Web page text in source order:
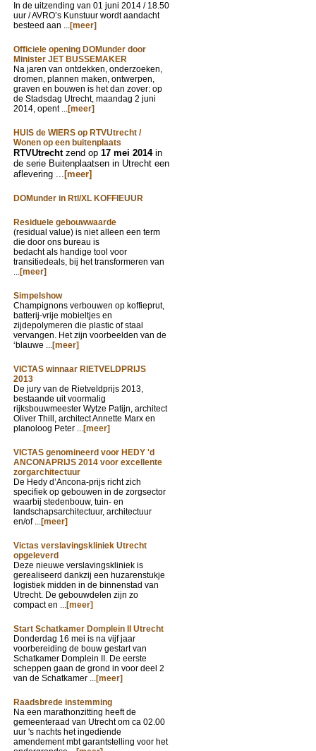
In de uitzending van 01 juni 2014 / 18.50
uur / AVRO’s Kunstuur wordt aandacht
besteed aan ...[meer]
Officiele opening DOMunder door
Minister JET BUSSEMAKER
Na jaren van ontdekken, onderzoeken,
dromen, plannen maken, ontwerpen,
graven en bouwen is het dan zover: op
de Stadsdag Utrecht, maandag 2 juni
2014, opent ...[meer]
HUIS de WIERS op RTVUtrecht /
Wonen op een buitenplaats
RTVUtrechtzend op 17 mei 2014 in
de serie Buitenplaatsen in Utrecht een
aflevering ... [meer]
DOMunder in Rtl/XL KOFFIEUUR
Residuele gebouwwaarde
(residual value) is niet alleen een term
die door ons bureau is
bedacht als handige tool voor
transitiedeals, bij het transformeren van
...[meer]
Simpelshow
Champignons verbouwen op koffieprut,
batterij-vrije mobieltjes en
zijdepolymeren die plastic of staal
vervangen. Het zijn voorbeelden van de
‘blauwe ...[meer]
VICTAS winnaar RIETVELDPRIJS
2013
De jury van de Rietveldprijs 2013,
bestaande uit voormalig
rijksbouwmeester Wytze Patijn, architect
Oliver Thill, architect Annette Marx en
planoloog Peter ...[meer]
VICTAS genomineerd voor HEDY 'd
ANCONAPRIJS 2014 voor excellente
zorgarchitectuur
De Hedy d’Ancona-prijs richt zich
specifiek op gebouwen in de zorgsector
waarbij stedenbouw, tuin- en
landschapsarchitectuur, architectuur
en/of ...[meer]
Victas verslavingskliniek Utrecht
opgeleverd
Deze nieuwe verslavingskliniek is
gerealiseerd dankzij een huzarenstukje
logistiek midden in de binnenstad van
Utrecht. De gebouwdelen zijn zo
compact en ...[meer]
Start Schatkamer Domplein II Utrecht
Donderdag 16 mei is na vijf jaar
voorbereiding de bouw gestart van
Schatkamer Domplein II. De eerste
scheppen gaan de grond in voor deel 2
van de Schatkamer ...[meer]
Raadsbrede instemming
Na een marathonzitting heeft de
gemeenteraad van Utrecht om ca 02.00
uur 's nachts het ingediende
amendement mbt garantstelling voor het